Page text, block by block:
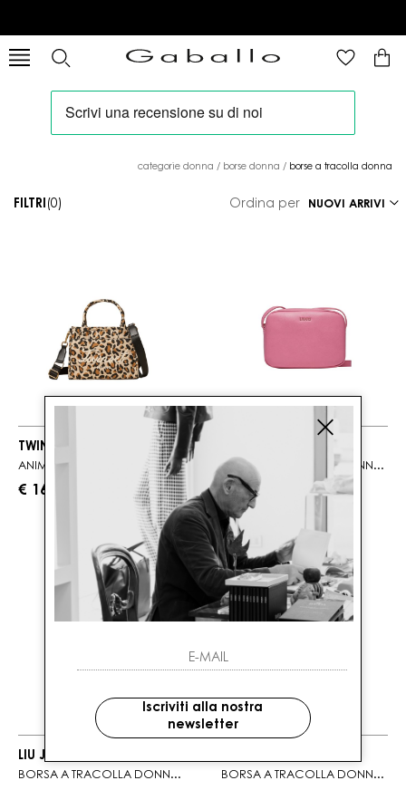
categorie donna / borse donna / borse a tracolla donna
FILTRI (0) Ordina per
TWINSET
ANIMALIER
€ 162.00
BORSA A TRACOLLA DONNA IN ECOPELLE ROSA
€ 101.00
LIU JO
BORSA A TRACOLLA DONNA BEIGE CON POCHETTE ZEBRATA BORSA A TRACOLLA DONNA ROSA CON TASCHINI
Iscriviti alla nostra
newsletter